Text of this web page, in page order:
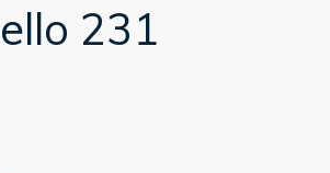
231